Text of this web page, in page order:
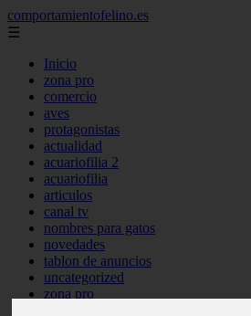
comportamientofelino.es
☰
Inicio
zona pro
comercio
aves
protagonistas
actualidad
acuariofilia 2
acuariofilia
articulos
canal tv
nombres para gatos
novedades
tablon de anuncios
uncategorized
zona pro